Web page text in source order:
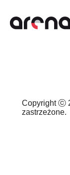
Copyright ⓒ
zastrzeżone.